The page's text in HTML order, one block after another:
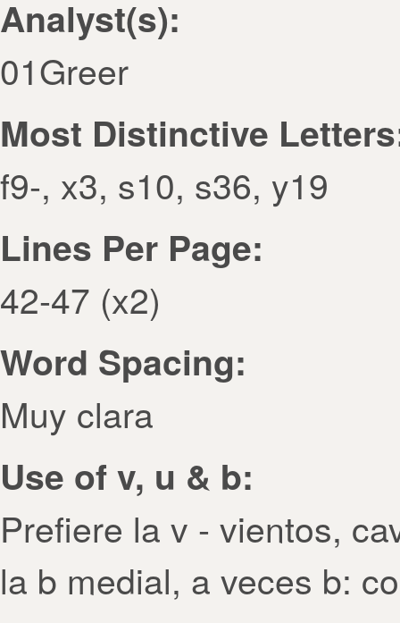
Analyst(s):
01Greer
Most Distinctive
f9-, x3, s10, s36, y19
Lines Per Page:
42-47 (x2)
Word Spacing:
Muy clara
Use of v, u & b:
Prefiere la v - vientos,
la b medial, a veces b: